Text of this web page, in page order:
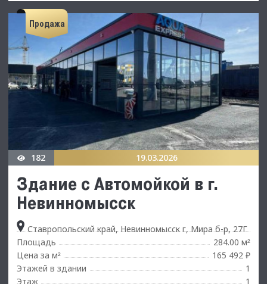
Продажа
182 19.03.2026
Здание с Автомойкой в г.
Невинномысск
Ставропольский край, Невинномысск г, Мира б-р, 27Г
Площадь
284.00 м²
Цена за м²
165 492 ₽
Этажей в здании
1
Этаж
1